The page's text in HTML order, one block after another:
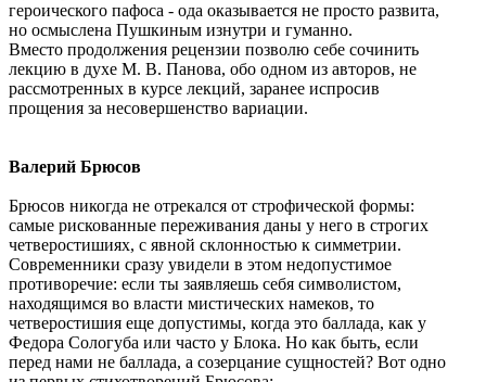
героического пафоса - ода оказывается не просто развита,
но осмыслена Пушкиным изнутри и гуманно.
Вместо продолжения рецензии позволю себе сочинить
лекцию в духе М. В. Панова, обо одном из авторов, не
рассмотренных в курсе лекций, заранее испросив
прощения за несовершенство вариации.
Валерий Брюсов
Брюсов никогда не отрекался от строфической формы:
самые рискованные переживания даны у него в строгих
четверостишиях, с явной склонностью к симметрии.
Современники сразу увидели в этом недопустимое
противоречие: если ты заявляешь себя символистом,
находящимся во власти мистических намеков, то
четверостишия еще допустимы, когда это баллада, как у
Федора Сологуба или часто у Блока. Но как быть, если
перед нами не баллада, а созерцание сущностей? Вот одно